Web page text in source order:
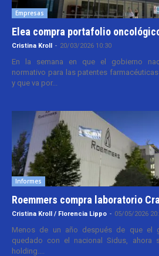
Empresas
Elea compra portafolio
Cristina Kroll - 20/03/2026 10:30
En la semana en que el gobierno
normativo para las patentes
y que va por...
Informes
Roemmers compra laboratorio
Cristina Kroll / Florencia Lippo - 05/05/2026
Menos de un año después de que el
quedado con el nacional Sidus, ahora
holding....